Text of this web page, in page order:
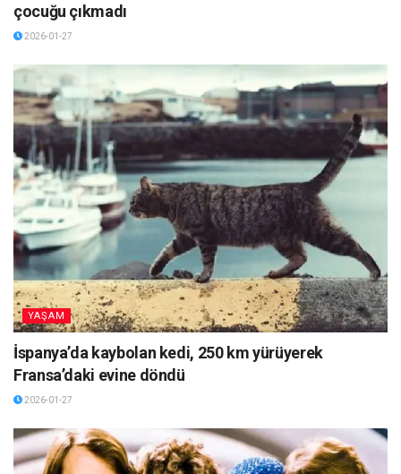
çocuğu çıkmadı
2026-01-27
YAŞAM
İspanya’da kaybolan kedi, 250 km yürüyerek
Fransa’daki evine döndü
2026-01-27